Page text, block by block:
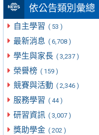
依公告類別彙總
自主學習 ( 53 )
最新消息 ( 6,708 )
學生與家長 ( 3,237 )
榮譽榜 ( 159 )
競賽與活動 ( 2,346 )
服務學習 ( 44 )
研習資訊 ( 3,007 )
獎助學金 ( 202 )